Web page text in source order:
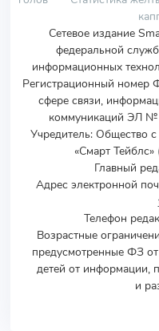
Сетевое издание
федеральной
информационных
Регистрационный номер
сфере связи,
коммуникаций ЭЛ
Учредитель: Общество с
«Смарт
Главный
Адрес электронной
Телефон
Возрастные
предусмотренные ФЗ
детей от информации,
и